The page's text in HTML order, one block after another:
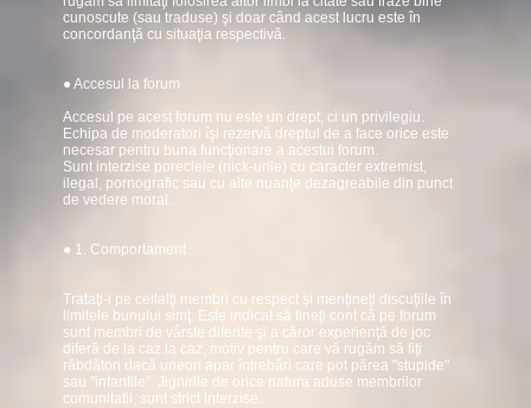
cunoscute (sau traduse) şi doar când acest lucru este în
concordanţă cu situaţia respectivă.
● Accesul la forum
Accesul pe acest forum nu este un drept, ci un privilegiu.
Echipa de moderatori îşi rezervă dreptul de a face orice este
necesar pentru buna funcţionare a acestui forum.
Sunt interzise poreclele (nick-urile) cu caracter extremist,
ilegal, pornografic sau cu alte nuanţe dezagreabile din punct
de vedere moral.
● 1. Comportament
Trataţi-i pe ceilalţi membri cu respect şi menţineţi discuţiile în
limitele bunului simţ. Este indicat să tineţi cont că pe forum
sunt membri de vârste diferite şi a căror experienţă de joc
diferă de la caz la caz, motiv pentru care vă rugăm să fiţi
răbdători dacă uneori apar întrebări care pot părea "stupide"
sau "infantile". Jignirile de orice natura aduse membrilor
comunitatii, sunt strict interzise.